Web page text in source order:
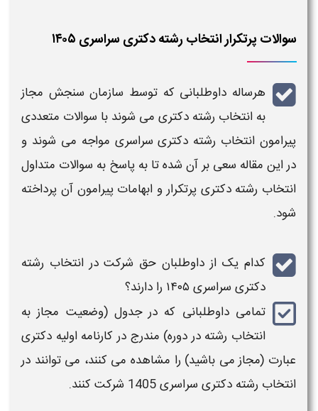
سوالات پرتکرار انتخاب رشته دکتری سراسری ۱۴۰۵​
هرساله داوطلبانی که توسط سازمان سنجش مجاز
به انتخاب رشته دکتری می شوند با سوالات متعددی
پیرامون انتخاب رشته دکتری سراسری مواجه می شوند و
در این مقاله سعی بر آن شده تا به پاسخ به سوالات متداول
انتخاب رشته دکتریپرتکرارو ابهاماتپیرامونآن پرداخته
شود.
کدام یک از داوطلبان حق شرکت درانتخاب رشته
دکتری سراسری ۱۴۰۵​
را دارند؟
تمامی داوطلبانی که در جدول(وضعیت مجاز به
انتخاب رشته در دوره) مندرج در کارنامه اولیه دکتری
عبارت (مجاز می باشید) را مشاهده می کنند، می توانند در
انتخاب رشته دکتری سراسری1405 شرکت کنند.